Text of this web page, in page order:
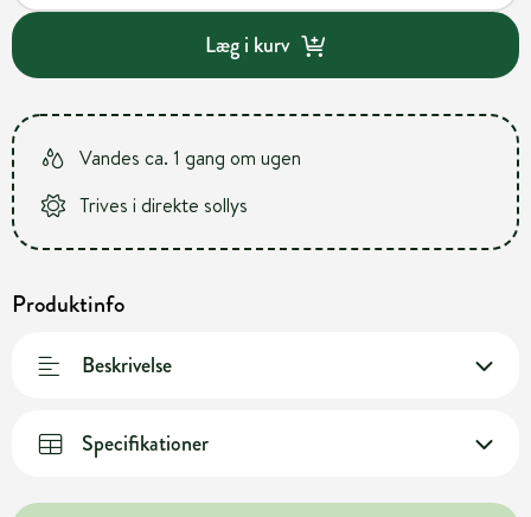
Læg i kurv
Vandes ca. 1 gang om ugen
Trives i direkte sollys
Produktinfo
Beskrivelse
Specifikationer